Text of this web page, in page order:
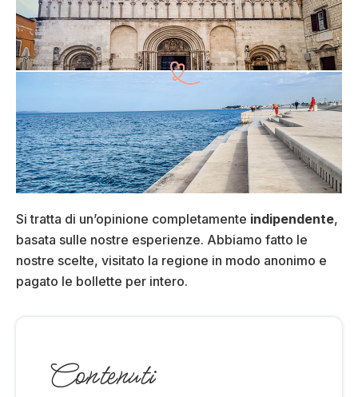
Si tratta di un’opinione completamente indipendente,
basata sulle nostre esperienze. Abbiamo fatto le
nostre scelte, visitato la regione in modo anonimo e
pagato le bollette per intero.
Contenuti